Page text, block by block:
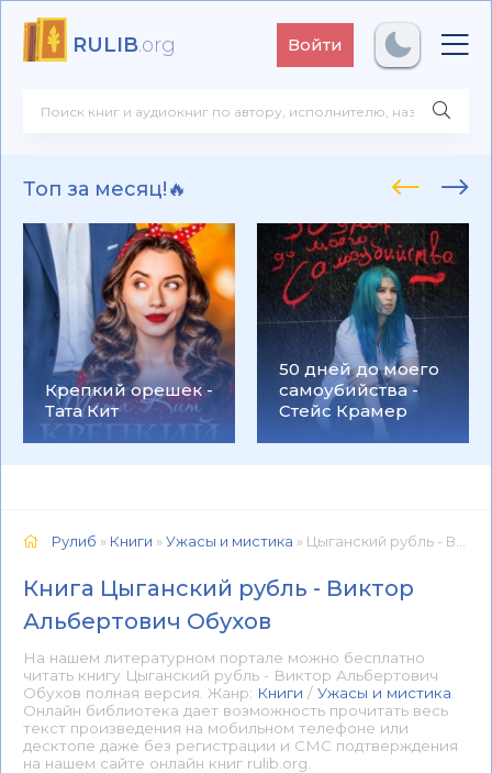
RULIB.org Войти
Топ за месяц!🔥
Крепкий орешек -
Тата Кит
50 дней до моего
самоубийства -
Стейс Крамер
Рулиб » Книги »Ужасы и мистика » Цыганский рубль - Виктор Альбертович Обухов 📕 - Книга онлайн бесплатно
Книга Цыганский рубль - Виктор
Альбертович Обухов
На нашем литературном портале можно бесплатно
читать книгу Цыганский рубль - Виктор Альбертович
Обухов полная версия. Жанр: Книги / Ужасы и мистика
Онлайн библиотека дает возможность прочитать весь
текст произведения на мобильном телефоне или
десктопе даже без регистрации и СМС подтверждения
на нашем сайте онлайн книг rulib.org.